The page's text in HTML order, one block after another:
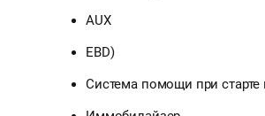
AUX
EBD)
Система помощи при старте